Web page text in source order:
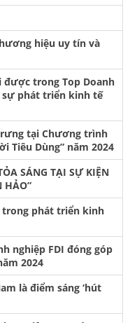
hiệu uy tín và
trong Top Doanh
sự phát triển kinh tế
tại Chương trình
Tiêu Dùng” năm 2024
SÁNG TẠI SỰ KIỆN
HẢO”
trong phát triển kinh
nghiệp FDI đóng góp
2024
là điểm sáng ‘hút